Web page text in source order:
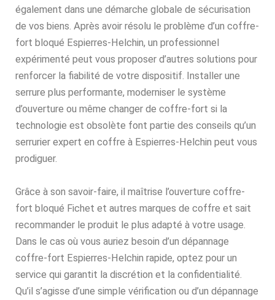
également dans une démarche globale de sécurisation
de vos biens. Après avoir résolu le problème d’un coffre-
fort bloqué Espierres-Helchin, un professionnel
expérimenté peut vous proposer d’autres solutions pour
renforcer la fiabilité de votre dispositif. Installer une
serrure plus performante, moderniser le système
d’ouverture ou même changer de coffre-fort si la
technologie est obsolète font partie des conseils qu’un
serrurier expert en coffre à Espierres-Helchin peut vous
prodiguer.
Grâce à son savoir-faire, il maîtrise l’ouverture coffre-
fort bloqué Fichet et autres marques de coffre et sait
recommander le produit le plus adapté à votre usage.
Dans le cas où vous auriez besoin d’un dépannage
coffre-fort Espierres-Helchin rapide, optez pour un
service qui garantit la discrétion et la confidentialité.
Qu’il s’agisse d’une simple vérification ou d’un dépannage